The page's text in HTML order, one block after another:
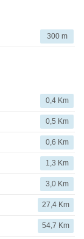
300 m
0,4 Km
0,5 Km
0,6 Km
1,3 Km
3,0 Km
27,4 Km
54,7 Km